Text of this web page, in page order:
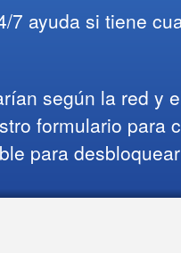
7 ayuda si tiene
según la red y
formulario para
para